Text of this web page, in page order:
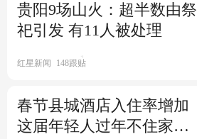
贵阳9场山火：超半数由祭
祀引发 有11人被处理
红星新闻 148跟贴
春节县城酒店入住率增加
这届年轻人过年不住家里